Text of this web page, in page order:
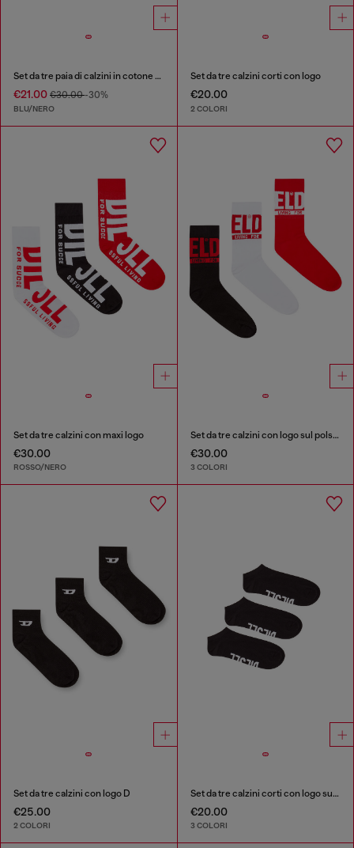
Set da tre paia di calzini in cotone con motivi jacquard
€21.00 €30.00-30%
BLU/NERO
Set da tre calzini corti con logo
€20.00
2 COLORI
Set da tre calzini con maxi logo
€30.00
ROSSO/NERO
Set da tre calzini con logo sul polsino
€30.00
3 COLORI
Set da tre calzini con logo D
€25.00
2 COLORI
Set da tre calzini corti con logo sul collo del piede
€20.00
3 COLORI